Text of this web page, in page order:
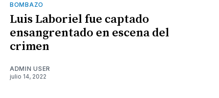
BOMBAZO
Luis Laboriel fue captado
ensangrentado en escena del
crimen
ADMIN USER
julio 14, 2022